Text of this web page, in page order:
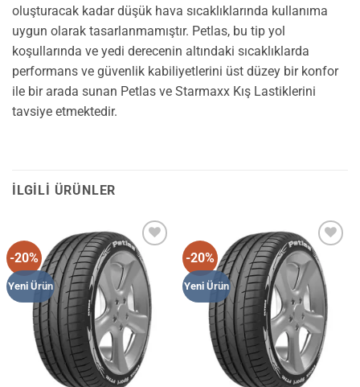
oluşturacak kadar düşük hava sıcaklıklarında kullanıma
uygun olarak tasarlanmamıştır. Petlas, bu tip yol
koşullarında ve yedi derecenin altındaki sıcaklıklarda
performans ve güvenlik kabiliyetlerini üst düzey bir konfor
ile bir arada sunan Petlas ve Starmaxx Kış Lastiklerini
tavsiye etmektedir.
İLGILI ÜRÜNLER
-20%
Yeni Ürün
Add to
wishlist
-20%
Yeni Ürün
Add to
wishlist